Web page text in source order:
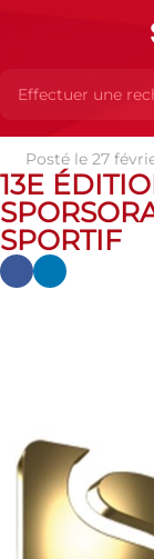
Actualités
SPORSORA du
Posté le 27
13E
SPORTIF